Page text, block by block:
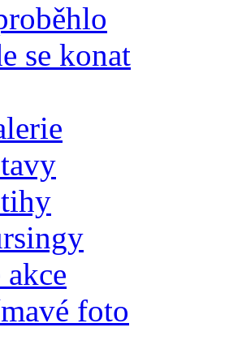
se konat
akce
foto